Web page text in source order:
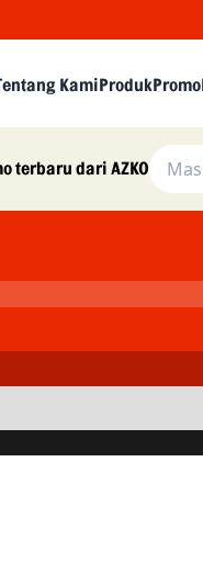
Kami Produk Promo
terbaru dari AZKO